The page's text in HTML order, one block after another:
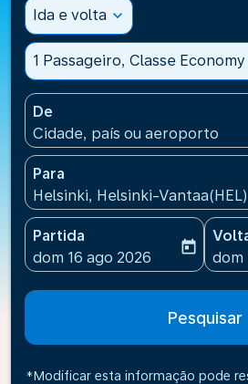
Ida e volta expand_more
1 Passageiro, Classe Economy
De
Cidade, país ou aeroporto
Para
Helsinki, Helsinki-
Partida
fc-booking-departure-date-
dom 16 ago 2026
today
fc-
dom
Pesquisar
*Modificar esta informação pode